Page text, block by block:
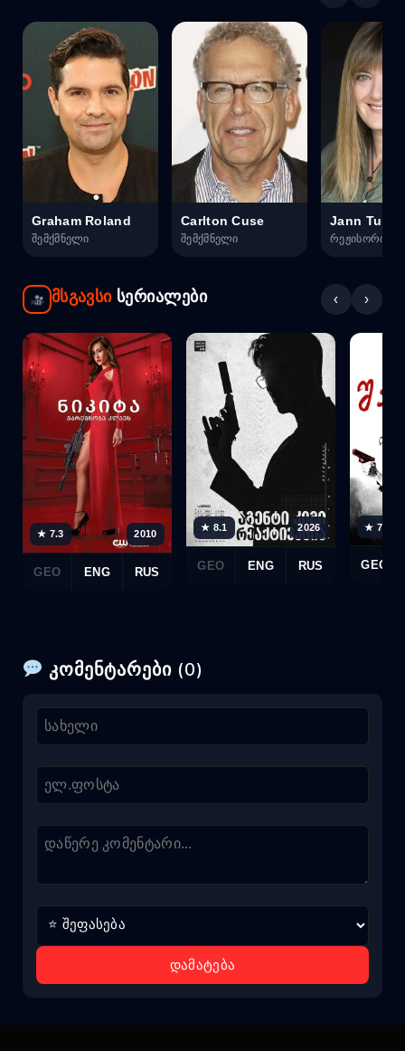
Graham Roland
შემქმნელი
Carlton Cuse
შემქმნელი
Jann
რეჟისორი
მსგავსისერიალები ‹ ›
★ 7.3 2010
GEO ENG RUS
★ 8.1 2026
GEO ENG RUS
★ 7.6
GEO
კომენტარები (0)
დამატება